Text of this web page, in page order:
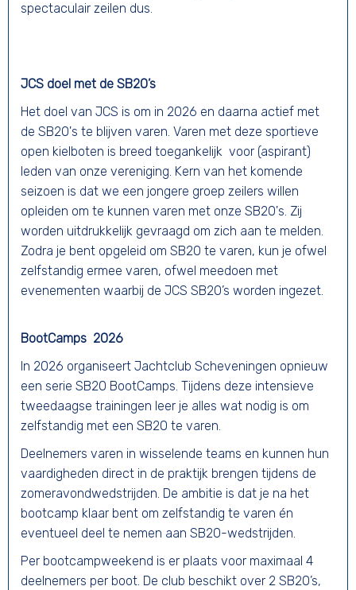
spectaculair zeilen dus.
JCS doel met de SB20’s
Het doel van JCS is om in 2026 en daarna actief met
de SB20's te blijven varen. Varen met deze sportieve
open kielboten is breed toegankelijk voor (aspirant)
leden van onze vereniging. Kern van het komende
seizoen is dat we een jongere groep zeilers willen
opleiden om te kunnen varen met onze SB20's. Zij
worden uitdrukkelijk gevraagd om zich aan te melden.
Zodra je bent opgeleid om SB20 te varen, kun je ofwel
zelfstandig ermee varen, ofwel meedoen met
evenementen waarbij de JCS SB20’s worden ingezet.
BootCamps 2026
In 2026 organiseert Jachtclub Scheveningen opnieuw
een serie SB20 BootCamps. Tijdens deze intensieve
tweedaagse trainingen leer je alles wat nodig is om
zelfstandig met een SB20 te varen.
Deelnemers varen in wisselende teams en kunnen hun
vaardigheden direct in de praktijk brengen tijdens de
zomeravondwedstrijden. De ambitie is dat je na het
bootcamp klaar bent om zelfstandig te varen én
eventueel deel te nemen aan SB20-wedstrijden.
Per bootcampweekend is er plaats voor maximaal 4
deelnemers per boot. De club beschikt over 2 SB20’s,